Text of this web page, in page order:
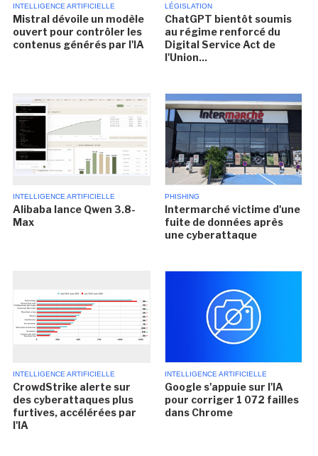
INTELLIGENCE ARTIFICIELLE
Mistral dévoile un modèle
ouvert pour contrôler les
contenus générés par l'IA
LÉGISLATION
ChatGPT bientôt soumis
au régime renforcé du
Digital Service Act de
l'Union...
INTELLIGENCE ARTIFICIELLE
Alibaba lance Qwen 3.8-
Max
PHISHING
Intermarché victime d'une
fuite de données après
une cyberattaque
INTELLIGENCE ARTIFICIELLE
CrowdStrike alerte sur
des cyberattaques plus
furtives, accélérées par
l'IA
INTELLIGENCE ARTIFICIELLE
Google s'appuie sur l'IA
pour corriger 1 072 failles
dans Chrome